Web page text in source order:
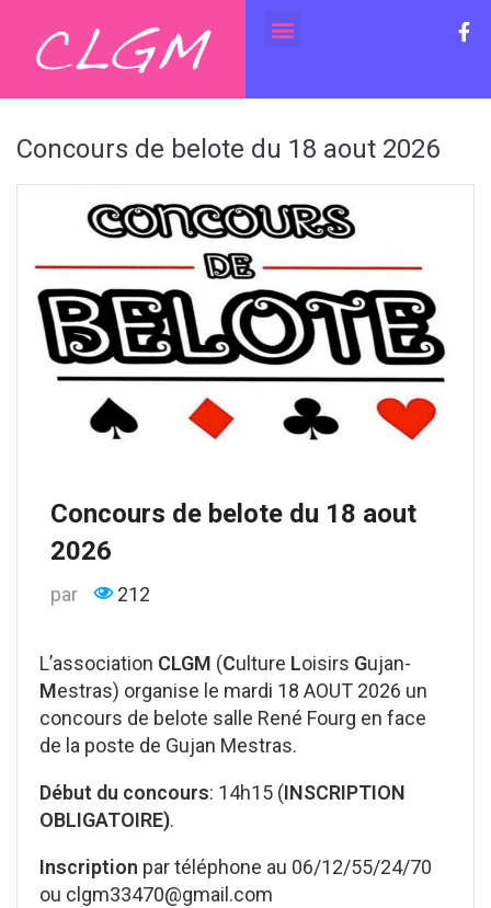
Concours de belote du 18 aout 2026
Concours de belote du 18 aout
2026
par 212
L’association CLGM (Culture Loisirs Gujan-
Mestras) organise le mardi 18 AOUT 2026 un
concours de belote salle René Fourg en face
de la poste de Gujan Mestras.
Début du concours: 14h15 (INSCRIPTION
OBLIGATOIRE).
Inscription par téléphone au 06/12/55/24/70
ou clgm33470@gmail.com